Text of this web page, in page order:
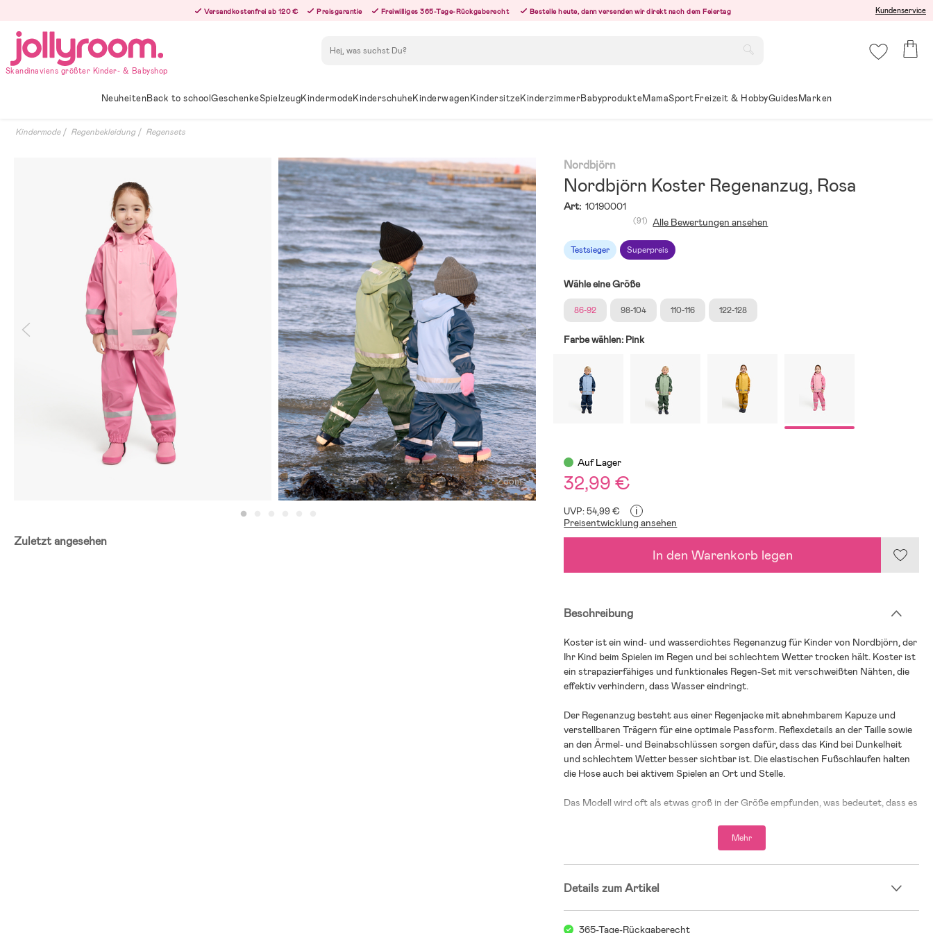
innehållet
Versandkostenfrei ab 120 € Preisgarantie Freiwilliges 365-Tage-Rückgaberecht Bestelle heute, dann versenden wir direkt nach dem Feiertag Kundenservice
Skandinaviens größter Kinder- & Babyshop
NeuheitenBack to schoolGeschenkeSpielzeugKindermodeKinderschuheKinderwagenKindersitzeKinderzimmerBabyprodukteMamaSportFreizeit & HobbyGuidesMarken
Kindermode Regenbekleidung Regensets
Zoom
Zuletzt angesehen
Nordbjörn
Nordbjörn Koster Regenanzug, Rosa
Art: 10190001
Testsieger Superpreis
(91) Alle Bewertungen ansehen
Wähle eine Größe
86-92 98-104 110-116 122-128
Farbe wählen: Pink
Auf Lager
32,99 €
UVP: 54,99 € i
Preisentwicklung ansehen
In den Warenkorb legen
Beschreibung
Koster ist ein wind- und wasserdichtes Regenanzug für Kinder von Nordbjörn, der
Ihr Kind beim Spielen im Regen und bei schlechtem Wetter trocken hält. Koster ist
ein strapazierfähiges und funktionales Regen-Set mit verschweißten Nähten, die
effektiv verhindern, dass Wasser eindringt.
Der Regenanzug besteht aus einer Regenjacke mit abnehmbarem Kapuze und
verstellbaren Trägern für eine optimale Passform. Reflexdetails an der Taille sowie
an den Ärmel- und Beinabschlüssen sorgen dafür, dass das Kind bei Dunkelheit
und schlechtem Wetter besser sichtbar ist. Die elastischen Fußschlaufen halten
die Hose auch bei aktivem Spielen an Ort und Stelle.
Das Modell wird oft als etwas groß in der Größe empfunden, was bedeutet, dass es
Durchdachte Details, die einen Unterschied machen
Verschweißte Nähte, die verhindern, dass Wasser eindringt
Mehr
Details zum Artikel
365-Tage-Rückgaberecht